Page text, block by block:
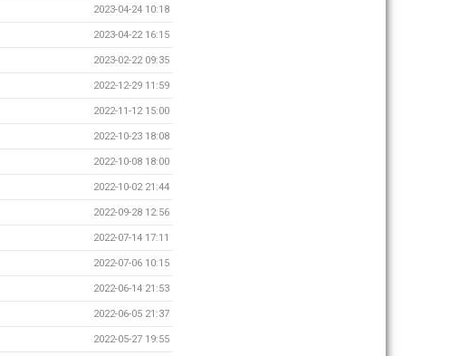
2023-04-24 10:18
2023-04-22 16:15
2023-02-22 09:35
2022-12-29 11:59
2022-11-12 15:00
2022-10-23 18:08
2022-10-08 18:00
2022-10-02 21:44
2022-09-28 12:56
2022-07-14 17:11
2022-07-06 10:15
2022-06-14 21:53
2022-06-05 21:37
2022-05-27 19:55